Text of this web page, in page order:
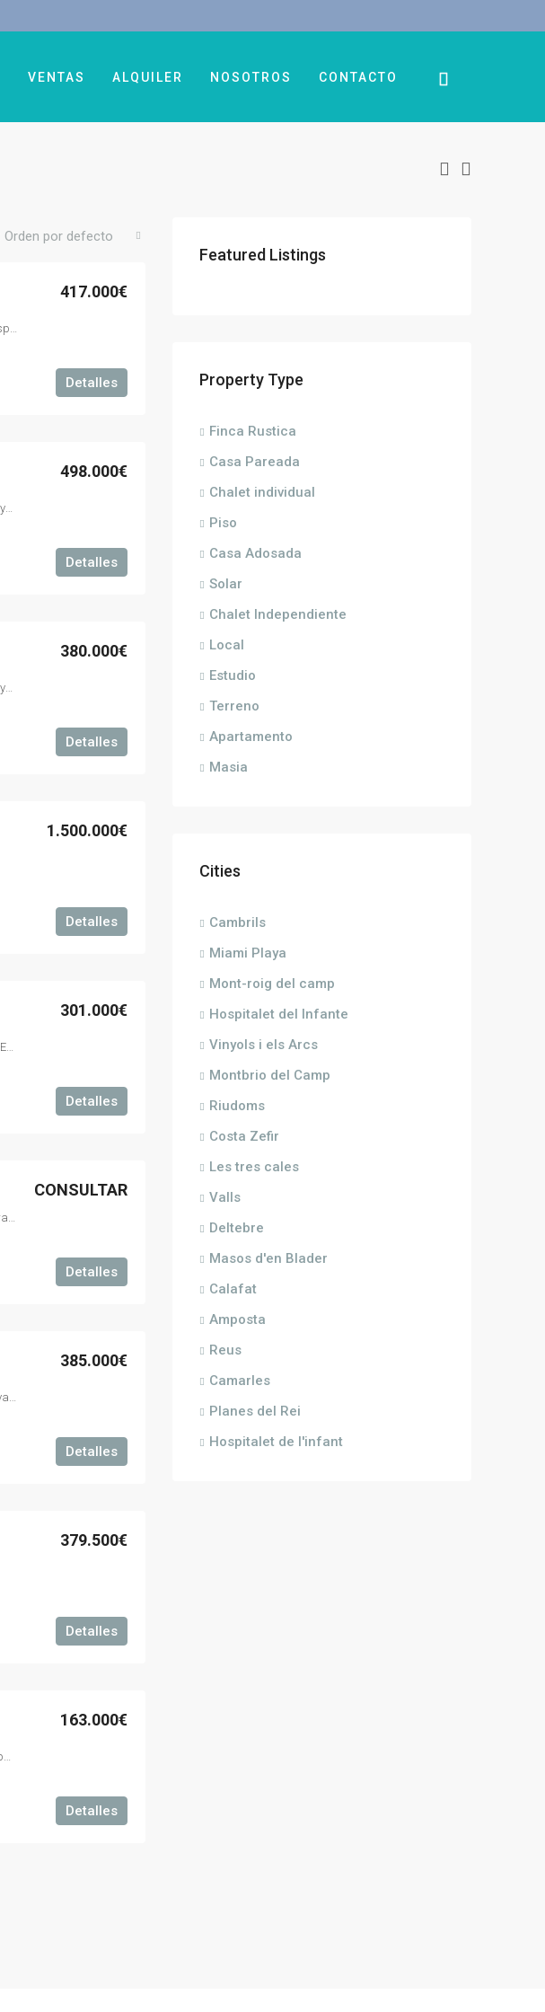
VENTAS ALQUILER NOSOTROS CONTACTO
Orden por defecto
417.000€
Vilafortuny, Cambrils, Baix Camp, Tarragona, Catalunya, 43850, España
Detalles
498.000€
Miami Platja, Mont-roig del Camp, Baix Camp, Tarragona, Catalunya, 43300, España
Detalles
380.000€
Miami Platja, Mont-roig del Camp, Baix Camp, Tarragona, Catalunya, 43300, España
Detalles
1.500.000€
Detalles
301.000€
Calafat, l'Ametlla de Mar, Baix Ebre, Tarragona, Catalunya, 43860, España
Detalles
CONSULTAR
Carrer del Peix, Miami Platja, Mont-roig del Camp, Baix Camp, Tarragona, Catalunya, 43300, España
Detalles
385.000€
Vandellòs i l'Hospitalet de l'Infant, Baix Camp, Tarragona, Catalunya, España
Detalles
379.500€
Detalles
163.000€
Mont-roig del Camp, Baix Camp, Tarragona, Catalunya, 43300, España
Detalles
Featured Listings
Property Type
Finca Rustica
Casa Pareada
Chalet individual
Piso
Casa Adosada
Solar
Chalet Independiente
Local
Estudio
Terreno
Apartamento
Masia
Cities
Cambrils
Miami Playa
Mont-roig del camp
Hospitalet del Infante
Vinyols i els Arcs
Montbrio del Camp
Riudoms
Costa Zefir
Les tres cales
Valls
Deltebre
Masos d'en Blader
Calafat
Amposta
Reus
Camarles
Planes del Rei
Hospitalet de l'infant